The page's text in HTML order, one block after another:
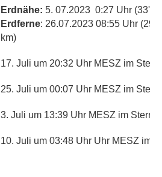
Erdnähe: 5. 07.2023 0:27 Uhr
Erdferne: 26.07.2023 08:55 Uhr
km)
17. Juli um 20:32 Uhr MESZ im
25. Juli um 00:07 Uhr MESZ im
3. Juli um 13:39 Uhr MESZ im
10. Juli um 03:48 Uhr Uhr MESZ im